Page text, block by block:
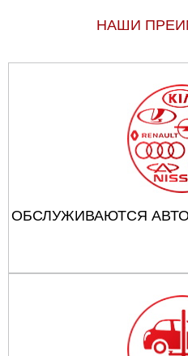
НАШИ
ОБСЛУЖИВАЮТСЯ